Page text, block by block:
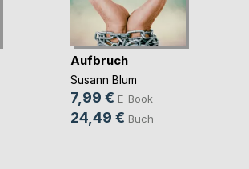
Aufbruch
Susann Blum
7,99 € E-Book
24,49 € Buch